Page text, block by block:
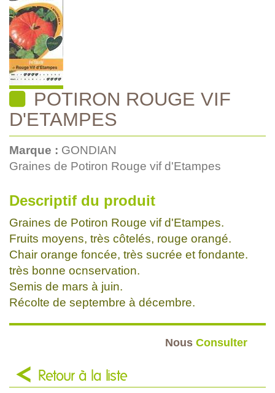
POTIRON ROUGE VIF
D'ETAMPES
Marque : GONDIAN
Graines de Potiron Rouge vif d'Etampes
Descriptif du produit
Graines de Potiron Rouge vif d'Etampes.
Fruits moyens, très côtelés, rouge orangé.
Chair orange foncée, très sucrée et fondante.
très bonne ocnservation.
Semis de mars à juin.
Récolte de septembre à décembre.
Nous Consulter
Retour à la liste